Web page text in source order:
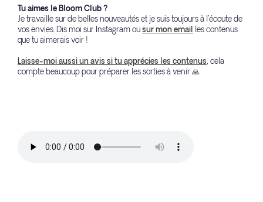
Tu aimes le Bloom Club ?
Je travaille sur de belles nouveautés et je suis toujours à l'écoute de
vos envies. Dis moi sur Instagram ousur mon email les contenus
que tu aimerais voir !
Laisse-moi aussi un avis si tu apprécies les contenus, cela
compte beaucoup pour préparer les sorties à venir 🙏